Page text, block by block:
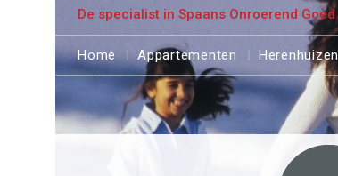
De specialist in Spaans Onroerend Goed
Home Appartementen Herenhuizen